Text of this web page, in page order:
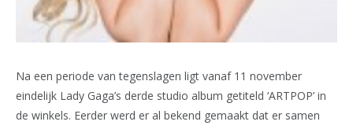
Na een periode van tegenslagen ligt vanaf 11 november
eindelijk Lady Gaga’s derde studio album getiteld ‘ARTPOP’ in
de winkels. Eerder werd er al bekend gemaakt dat er samen